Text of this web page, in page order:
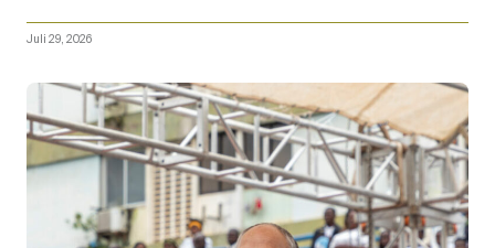
Juli 29, 2026